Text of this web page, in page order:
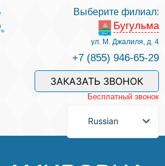
Выберите филиал:
Бугульма
ул. М. Джалиля, д. 4
+7 (855) 946-65-29
ЗАКАЗАТЬ ЗВОНОК
Бесплатный звонок
Russian